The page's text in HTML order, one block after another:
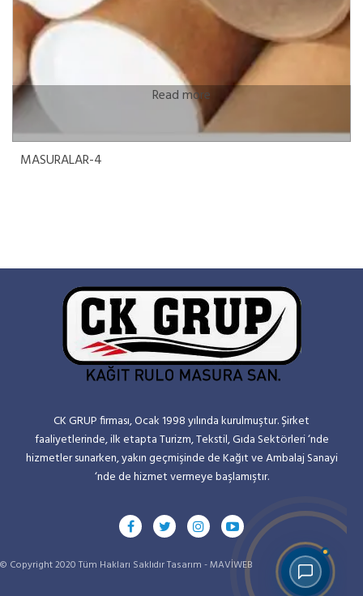
Read more
MASURALAR-4
CK GRUP firması, Ocak 1998 yılında kurulmuştur. Şirket
faaliyetlerinde, ilk etapta Turizm, Tekstil, Gıda Sektörleri ‘nde
hizmetler sunarken, yakın geçmişinde de Kağıt ve Ambalaj Sanayi
‘nde de hizmet vermeye başlamıştır.
© Copyright 2020 Tüm Hakları Saklıdır Tasarım -MAVİWEB